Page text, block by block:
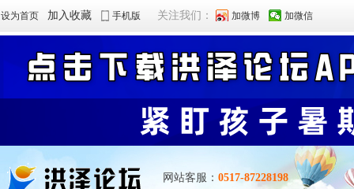
设为首页 加入收藏 手机版 关注我们： 加微博 加微信
网站客服： 0517-87228198